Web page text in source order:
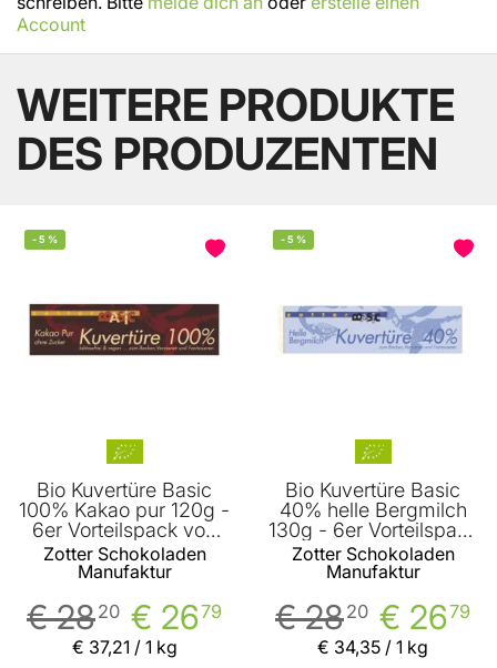
Account
WEITERE PRODUKTE
DES PRODUZENTEN
-5 %
Bio Kuvertüre Basic
100% Kakao pur 120g -
6er Vorteilspack von
Zotter
Zotter Schokoladen
Manufaktur
€ 2679
€ 2820
€ 37,21 / 1 kg
-5 %
Bio Kuvertüre Basic
40% helle Bergmilch
130g - 6er Vorteilspack
von Zotter
Zotter Schokoladen
Manufaktur
€ 2679
€ 2820
€ 34,35 / 1 kg